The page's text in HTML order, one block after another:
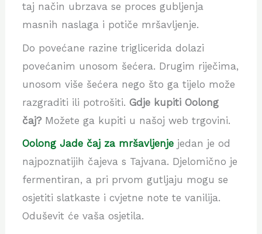
taj način ubrzava se proces gubljenja
masnih naslaga i potiče mršavljenje.
Do povećane razine triglicerida dolazi
povećanim unosom šećera. Drugim riječima,
unosom više šećera nego što ga tijelo može
razgraditi ili potrošiti. Gdje kupiti Oolong
čaj?Možete ga kupiti u našoj web trgovini.
Oolong Jade čaj za mršavljenjejedan je od
najpoznatijih čajeva s Tajvana. Djelomično je
fermentiran, a pri prvom gutljaju mogu se
osjetiti slatkaste i cvjetne note te vanilija.
Oduševit će vaša osjetila.